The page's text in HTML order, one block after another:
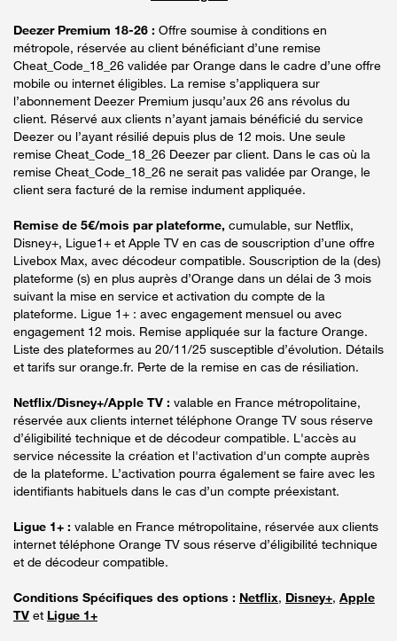
Deezer Premium 18-26 : Offre soumise à conditions en
métropole, réservée au client bénéficiant d’une remise
Cheat_Code_18_26 validée par Orange dans le cadre d’une offre
mobile ou internet éligibles. La remise s’appliquera sur
l’abonnement Deezer Premium jusqu’aux 26 ans révolus du
client. Réservé aux clients n’ayant jamais bénéficié du service
Deezer ou l’ayant résilié depuis plus de 12 mois. Une seule
remise Cheat_Code_18_26 Deezer par client. Dans le cas où la
remise Cheat_Code_18_26 ne serait pas validée par Orange, le
client sera facturé de la remise indument appliquée.
Remise de 5€/mois par plateforme, cumulable, sur Netflix,
Disney+, Ligue1+ et Apple TV en cas de souscription d’une offre
Livebox Max, avec décodeur compatible. Souscription de la (des)
plateforme (s) en plus auprès d’Orange dans un délai de 3 mois
suivant la mise en service et activation du compte de la
plateforme. Ligue 1+ : avec engagement mensuel ou avec
engagement 12 mois. Remise appliquée sur la facture Orange.
Liste des plateformes au 20/11/25 susceptible d’évolution. Détails
et tarifs sur orange.fr. Perte de la remise en cas de résiliation.
Netflix/Disney+/Apple TV : valable en France métropolitaine,
réservée aux clients internet téléphone Orange TV sous réserve
d’éligibilité technique et de décodeur compatible. L'accès au
service nécessite la création et l'activation d'un compte auprès
de la plateforme. L’activation pourra également se faire avec les
identifiants habituels dans le cas d’un compte préexistant.
Ligue 1+ : valable en France métropolitaine, réservée aux clients
internet téléphone Orange TV sous réserve d’éligibilité technique
et de décodeur compatible.
Conditions Spécifiques des options : Netflix, Disney+, Apple
TV et Ligue 1+